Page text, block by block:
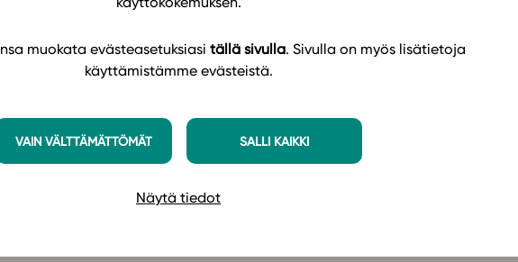
muokata evästeasetuksiasi tällä sivulla. Sivulla on myös lisätietoja
käyttämistämme evästeistä.
VAIN VÄLTTÄMÄTTÖMÄT SALLI KAIKKI
Näytä tiedot
ja voit osallistua mistä tahansa.